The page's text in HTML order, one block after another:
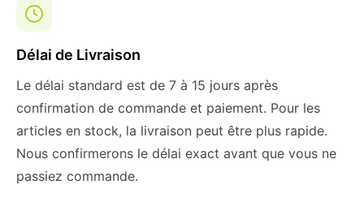
Délai de Livraison
Le délai standard est de 7 à 15 jours après
confirmation de commande et paiement. Pour les
articles en stock, la livraison peut être plus rapide.
Nous confirmerons le délai exact avant que vous ne
passiez commande.